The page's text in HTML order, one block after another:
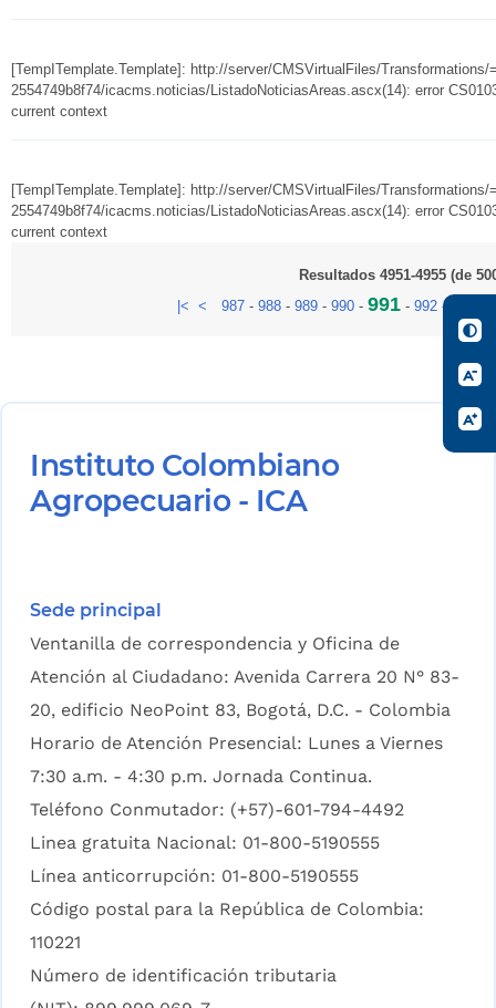
[TempITemplate.Template]: http://server/CMSVirtualFiles/Transformations/
2554749b8f74/icacms.noticias/ListadoNoticiasAreas.ascx(14): error
current context
[TempITemplate.Template]: http://server/CMSVirtualFiles/Transformations/
2554749b8f74/icacms.noticias/ListadoNoticiasAreas.ascx(14): error
current context
Resultados 4951-4955 (de
|< < 987 - 988 - 989 - 990 - 991 - 992 -
Instituto Colombiano
Agropecuario - ICA
Sede principal
Ventanilla de correspondencia y Oficina de
Atención al Ciudadano: Avenida Carrera 20 N° 83-
20, edificio NeoPoint 83, Bogotá, D.C. - Colombia
Horario de Atención Presencial: Lunes a Viernes
7:30 a.m. - 4:30 p.m. Jornada Continua.
Teléfono Conmutador: (+57)-601-794-4492
Linea gratuita Nacional: 01-800-5190555
Línea anticorrupción: 01-800-5190555
Código postal para la República de Colombia:
110221
Número de identificación tributaria